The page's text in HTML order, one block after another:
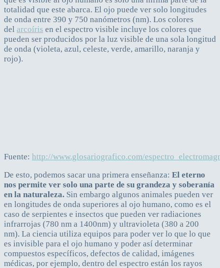
totalidad que este abarca. El ojo puede ver solo longitudes
de onda entre 390 y 750 nanómetros (nm). Los colores
del arcoíris en el espectro visible incluye los colores que
pueden ser producidos por la luz visible de una sola longitud
de onda (violeta, azul, celeste, verde, amarillo, naranja y
rojo).
Fuente: http://www.glosariografico.com/
De esto, podemos sacar una primera enseñanza: El eterno
nos permite ver solo una parte de su grandeza y soberanía
en la naturaleza. Sin embargo algunos animales pueden ver
en longitudes de onda superiores al ojo humano, como es el
caso de serpientes e insectos que pueden ver radiaciones
infrarrojas (780 nm a 1400nm) y ultravioleta (380 a 200
nm). La ciencia utiliza equipos para poder ver lo que lo que
es invisible para el ojo humano y poder así determinar
compuestos específicos, defectos de calidad, imágenes
médicas, por ejemplo, dentro del espectro están los rayos